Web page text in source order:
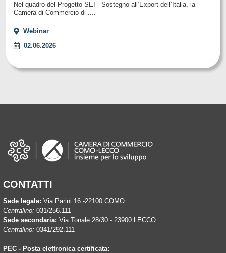
Nel quadro del Progetto SEI - Sostegno all’Export dell’Italia, la
Camera di Commercio di ....
Webinar
02.06.2026
CONTATTI
Sede legale: Via Parini 16 -22100 COMO
Centralino: 031/256.111
Sede secondaria: Via Tonale 28/30 - 23900 LECCO
Centralino: 0341/292.111
PEC - Posta elettronica certificata: